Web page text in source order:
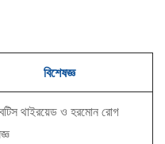
বিশেষজ্ঞ
থাইরয়েড ও হরমোন রোগ